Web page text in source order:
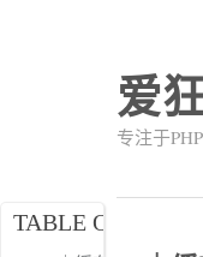
爱
专注于
TABLE OF